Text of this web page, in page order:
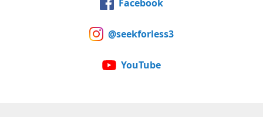
Facebook
@seekforless3
YouTube